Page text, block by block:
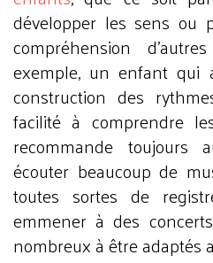
développer les sens ou
compréhension
exemple, un enfant qui
construction des
facilité à comprendre
recommande
écouter beaucoup de
toutes sortes de
emmener à des
nombreux à être adaptés